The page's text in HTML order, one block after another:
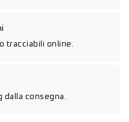
tracciabili online.
dalla consegna.